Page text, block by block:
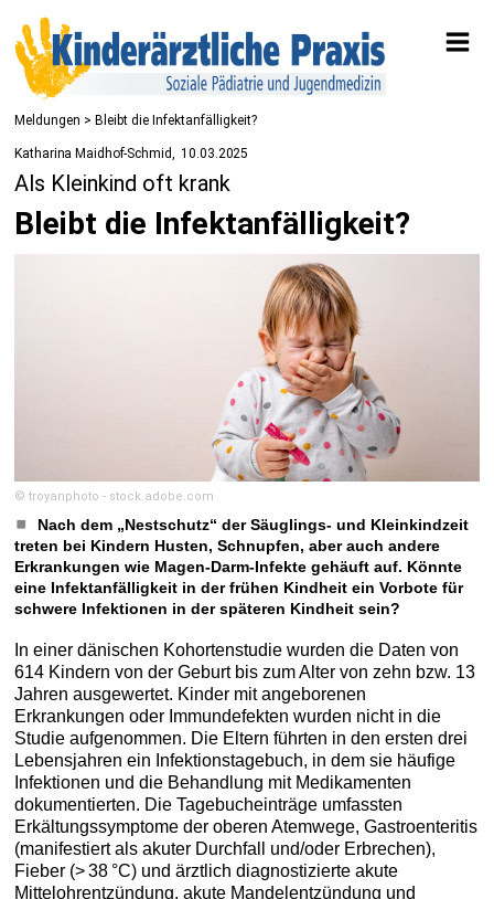
Meldungen > Bleibt die Infektanfälligkeit?
Katharina Maidhof-Schmid 10.03.2025
Als Kleinkind oft krank
Bleibt die Infektanfälligkeit?
© troyanphoto - stock.adobe.com
Nach dem „Nestschutz“ der Säuglings- und Kleinkindzeit
treten bei Kindern Husten, Schnupfen, aber auch andere
Erkrankungen wie Magen-Darm-Infekte gehäuft auf. Könnte
eine Infektanfälligkeit in der frühen Kindheit ein Vorbote für
schwere Infektionen in der späteren Kindheit sein?
In einer dänischen Kohortenstudie wurden die Daten von
614 Kindern von der Geburt bis zum Alter von zehn bzw. 13
Jahren ausgewertet. Kinder mit angeborenen
Erkrankungen oder Immundefekten wurden nicht in die
Studie aufgenommen. Die Eltern führten in den ersten drei
Lebensjahren ein Infektionstagebuch, in dem sie häufige
Infektionen und die Behandlung mit Medikamenten
dokumentierten. Die Tagebucheinträge umfassten
Erkältungssymptome der oberen Atemwege, Gastroenteritis
(manifestiert als akuter Durchfall und/oder Erbrechen),
Fieber (> 38 °C) und ärztlich diagnostizierte akute
Mittelohrentzündung, akute Mandelentzündung und